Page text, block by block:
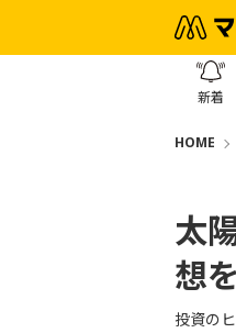
新着
HOME
太
想
投資の